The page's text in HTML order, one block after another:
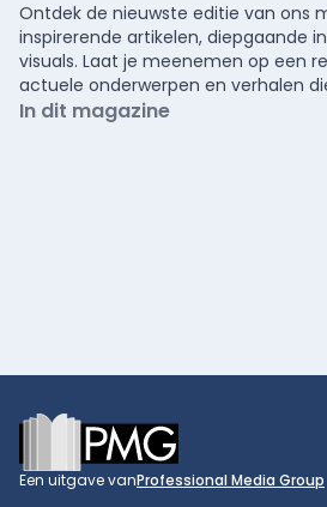
Ontdek de nieuwste editie van ons
inspirerende artikelen, diepgaande
visuals. Laat je meenemen op een
actuele onderwerpen en verhalen
In dit magazine
Footer
Een uitgave vanProfessional Media Group